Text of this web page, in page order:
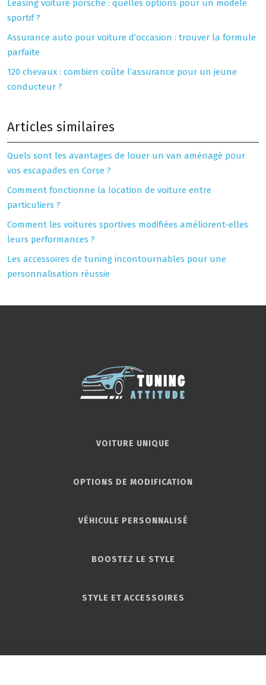
Leasing voiture porsche : quelles options pour un modèle
sportif ?
Assurance auto pour voiture d’occasion : trouver la formule
parfaite
120 chevaux : combien coûte l’assurance pour un jeune
conducteur ?
Articles similaires
Quels sont les avantages de louer un van aménagé pour
vos escapades en Corse ?
Comment fonctionne la location de voiture entre
particuliers ?
Comment les voitures sportives modifiées améliorent-elles
leurs performances ?
Les accessoires de tuning incontournables pour une
personnalisation réussie
VOITURE UNIQUE
OPTIONS DE MODIFICATION
VÉHICULE PERSONNALISÉ
BOOSTEZ LE STYLE
STYLE ET ACCESSOIRES